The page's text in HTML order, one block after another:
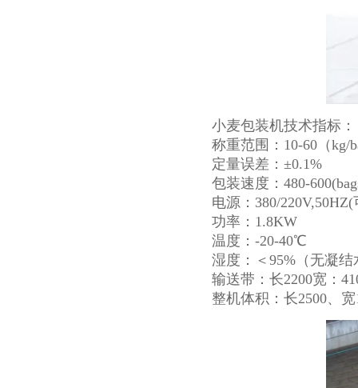
小麦包装机技术指标：
称重范围：10-60（kg/
定量误差：±0.1%
包装速度：480-
电源：380/220V,50HZ(
功率：1.8KW
温度：-20-40℃
湿度：＜95%（无凝结
输送带：长2200宽：
整机体积：长2500、